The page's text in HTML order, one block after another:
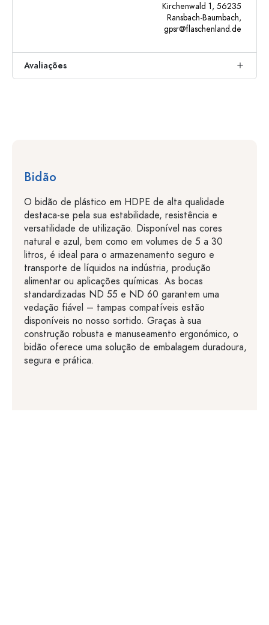
Kirchenwald 1, 56235
Ransbach-Baumbach,
gpsr@flaschenland.de
Avaliações
Bidão
O bidão de plástico em HDPE de alta qualidade
destaca-se pela sua estabilidade, resistência e
versatilidade de utilização. Disponível nas cores
natural e azul, bem como em volumes de 5 a 30
litros, é ideal para o armazenamento seguro e
transporte de líquidos na indústria, produção
alimentar ou aplicações químicas. As bocas
standardizadas ND 55 e ND 60 garantem uma
vedação fiável – tampas compatíveis estão
disponíveis no nosso sortido. Graças à sua
construção robusta e manuseamento ergonómico, o
bidão oferece uma solução de embalagem duradoura,
segura e prática.